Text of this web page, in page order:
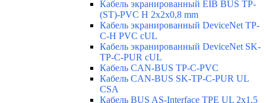
Кабель экранированный EIB BUS TP-
(ST)-PVC H 2x2x0,8 mm
Кабель экранированный DeviceNet TP-
C-H PVC cUL
Кабель экранированный DeviceNet SK-
TP-C-PUR cUL
Кабель CAN-BUS TP-C-PVC
Кабель CAN-BUS SK-TP-C-PUR UL
CSA
Кабель BUS AS-Interface TPE UL 2x1,5